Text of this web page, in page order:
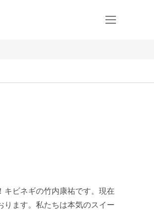
キビネギの竹内康祐です。現在
ります。私たちは本気のスイー